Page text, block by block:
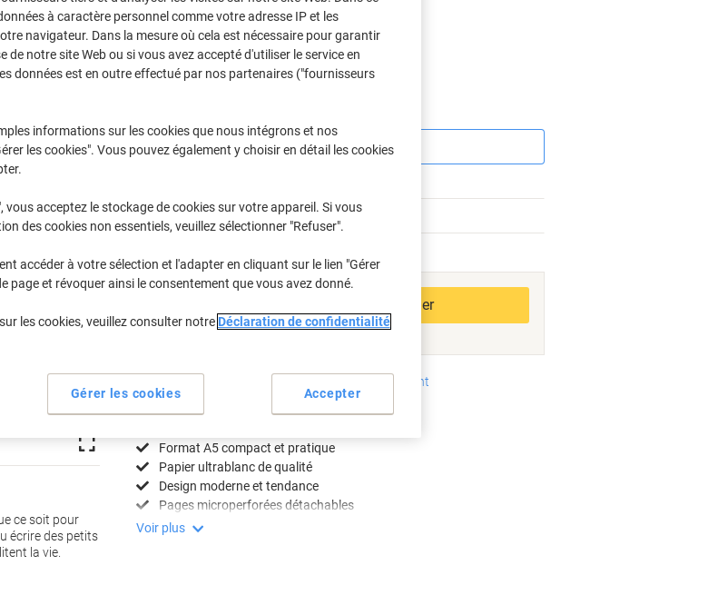
ce soit pour
écrire des petits
la vie.
Achetez Plus,Dépensez Moins
€12,79
Paquet
À partir de 5 Paquets
€14,96 TVA incl.
1-2Paquets €13,79
5+Paquets €12,79 -7%
En stock Livraison 2-3 jours ouvrables
Ajouter au panier
Ajouter à une liste
Moyens de paiement
Format A5 compact et pratique
Papier ultrablanc de qualité
Design moderne et tendance
Pages microperforées détachables
Voir plus
à caractère personnel comme votre adresse IP et les
navigateur. Dans la mesure où cela est nécessaire pour garantir
de notre site Web ou si vous avez accepté d'utiliser le service en
données est en outre effectué par nos partenaires ("fournisseurs
informations sur les cookies que nous intégrons et nos
les cookies". Vous pouvez également y choisir en détail les cookies
vous acceptez le stockage de cookies sur votre appareil. Si vous
des cookies non essentiels, veuillez sélectionner "Refuser".
accéder à votre sélection et l'adapter en cliquant sur le lien "Gérer
page et révoquer ainsi le consentement que vous avez donné.
les cookies, veuillez consulter notre Déclaration de confidentialité
Gérer les cookies Accepter